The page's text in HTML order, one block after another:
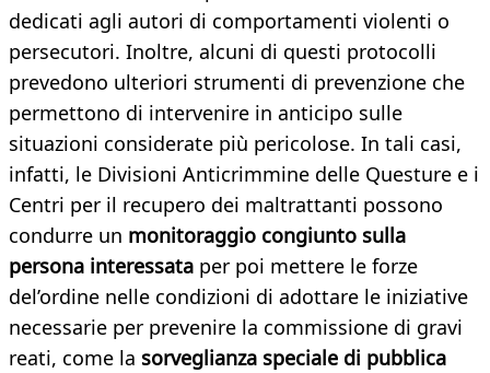
dedicati agli autori di comportamenti violenti o
persecutori. Inoltre, alcuni di questi protocolli
prevedono ulteriori strumenti di prevenzione che
permettono di intervenire in anticipo sulle
situazioni considerate più pericolose. In tali casi,
infatti, le Divisioni Anticrimmine delle Questure e i
Centri per il recupero dei maltrattanti possono
condurre un monitoraggio congiunto sulla
persona interessata per poi mettere le forze
del’ordine nelle condizioni di adottare le iniziative
necessarie per prevenire la commissione di gravi
reati, come la sorveglianza speciale di pubblica